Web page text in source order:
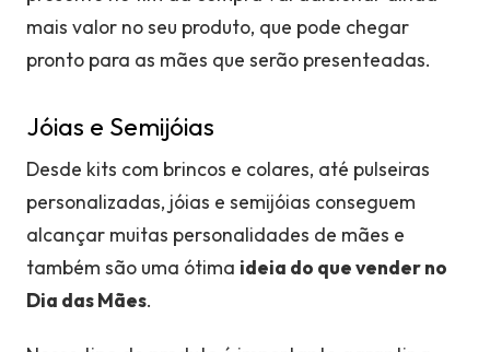
mais valor no seu produto, que pode chegar
pronto para as mães que serão presenteadas.
Jóias e Semijóias
Desde kits com brincos e colares, até pulseiras
personalizadas, jóias e semijóias conseguem
alcançar muitas personalidades de mães e
também são uma ótima ideia do que vender no
Dia das Mães.